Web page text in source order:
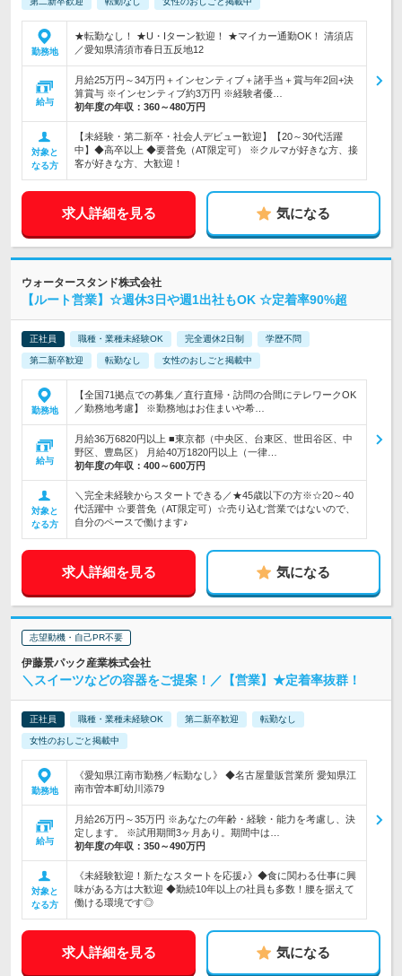
勤務地
★転勤なし！ ★U・Iターン歓迎！ ★マイカー通勤OK！ 清須店
／愛知県清須市春日五反地12
給与
月給25万円～34万円＋インセンティブ＋諸手当＋賞与年2回+決
算賞与 ※インセンティブ約3万円 ※経験者優…
初年度の年収： 360～480万円
対象と
なる方
【未経験・第二新卒・社会人デビュー歓迎】【20～30代活躍
中】◆高卒以上 ◆要普免（AT限定可） ※クルマが好きな方、接
客が好きな方、大歓迎！
求人詳細を見る 気になる
ウォータースタンド株式会社
【ルート営業】☆週休3日や週1出社もOK ☆定着率90%超
正社員 職種・業種未経験OK 完全週休2日制 学歴不問
第二新卒歓迎 転勤なし 女性のおしごと掲載中
勤務地
【全国71拠点での募集／直行直帰・訪問の合間にテレワークOK
／勤務地考慮】 ※勤務地はお住まいや希…
給与
月給36万6820円以上 ■東京都（中央区、台東区、世田谷区、中
野区、豊島区） 月給40万1820円以上（一律…
初年度の年収： 400～600万円
対象と
なる方
＼完全未経験からスタートできる／★45歳以下の方※☆20～40
代活躍中 ☆要普免（AT限定可）☆売り込む営業ではないので、
自分のペースで働けます♪
求人詳細を見る 気になる
志望動機・自己PR不要
伊藤景パック産業株式会社
＼スイーツなどの容器をご提案！／【営業】★定着率抜群！
正社員 職種・業種未経験OK 第二新卒歓迎 転勤なし
女性のおしごと掲載中
勤務地
《愛知県江南市勤務／転勤なし》 ◆名古屋量販営業所 愛知県江
南市曽本町幼川添79
給与
月給26万円～35万円 ※あなたの年齢・経験・能力を考慮し、決
定します。 ※試用期間3ヶ月あり。期間中は…
初年度の年収： 350～490万円
対象と
なる方
《未経験歓迎！新たなスタートを応援♪》◆食に関わる仕事に興
味がある方は大歓迎 ◆勤続10年以上の社員も多数！腰を据えて
働ける環境です◎
求人詳細を見る 気になる